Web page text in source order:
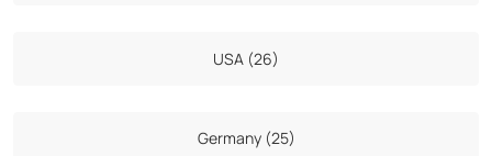
USA (26)
Germany (25)